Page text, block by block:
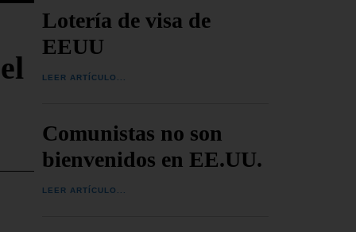
Lotería de visa de
EEUU
LEER ARTÍCULO...
Comunistas no son
bienvenidos en EE.UU.
LEER ARTÍCULO...